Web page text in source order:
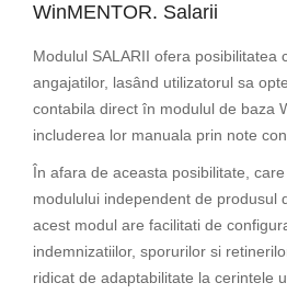
WinMENTOR. Salarii
Modulul SALARII ofera posibilitatea
angajatilor, lasând utilizatorul sa
contabila direct în modulul de baza
includerea lor manuala prin note
În afara de aceasta posibilitate,
modulului independent de produsul
acest modul are facilitati de
indemnizatiilor, sporurilor si
ridicat de adaptabilitate la cerintele